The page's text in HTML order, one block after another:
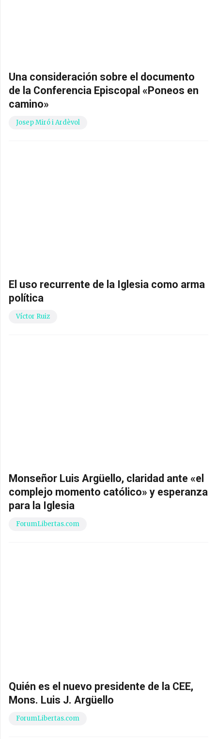
Una consideración sobre el documento
de la Conferencia Episcopal «Poneos en
camino»
Josep Miró i Ardèvol
El uso recurrente de la Iglesia como arma
política
Víctor Ruiz
Monseñor Luis Argüello, claridad ante «el
complejo momento católico» y esperanza
para la Iglesia
ForumLibertas.com
Quién es el nuevo presidente de la CEE,
Mons. Luis J. Argüello
ForumLibertas.com